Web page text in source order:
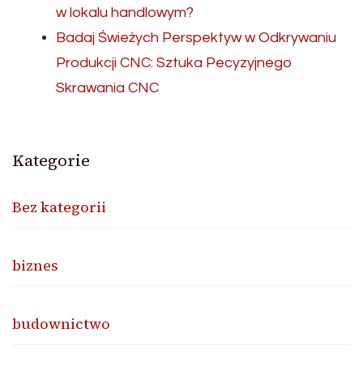
w lokalu handlowym?
Badaj Świeżych Perspektyw w Odkrywaniu
Produkcji CNC: Sztuka Pecyzyjnego
Skrawania CNC
Kategorie
Bez kategorii
biznes
budownictwo